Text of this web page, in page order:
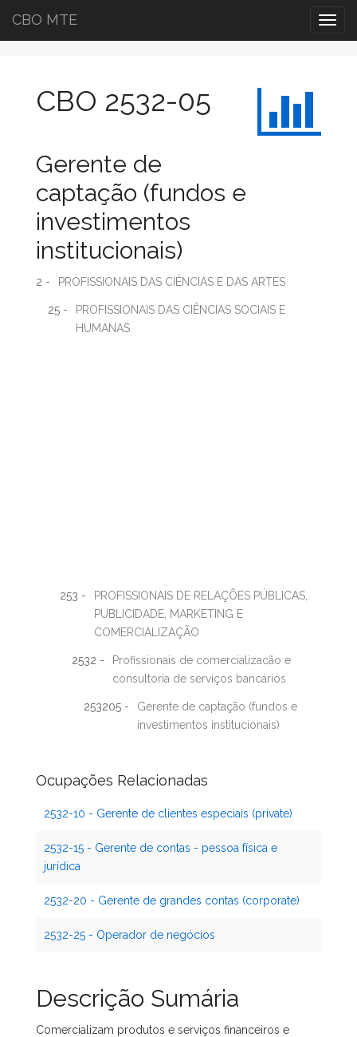
CBO MTE
CBO 2532-05
Gerente de
captação (fundos e
investimentos
institucionais)
2 - PROFISSIONAIS DAS CIÊNCIAS E DAS ARTES
25 -
PROFISSIONAIS DAS CIÊNCIAS SOCIAIS E
HUMANAS
253 -
PROFISSIONAIS DE RELAÇÕES PÚBLICAS,
PUBLICIDADE, MARKETING E
COMERCIALIZAÇÃO
2532 -
Profissionais de comercializacão e
consultoria de serviços bancários
253205 -
Gerente de captação (fundos e
investimentos institucionais)
Ocupações Relacionadas
2532-10 - Gerente de clientes especiais (private)
2532-15 - Gerente de contas - pessoa física e
jurídica
2532-20 - Gerente de grandes contas (corporate)
2532-25 - Operador de negócios
Descrição Sumária
Comercializam produtos e serviços financeiros e